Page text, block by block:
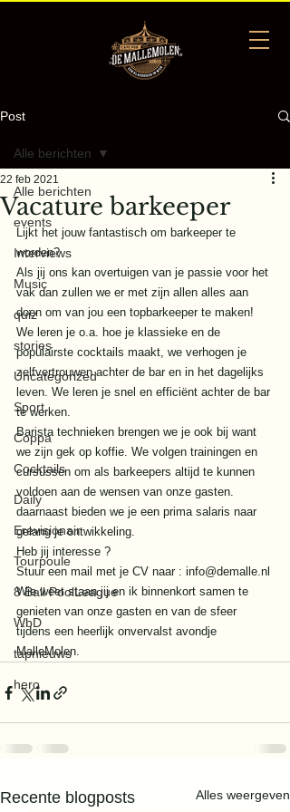
Post
Alle berichten
events
Interviews
Music
quiz
stories
Uncategorized
Sport
Coppa
Cocktails
Daily
Erevisionair
Tourpoule
8 Ball PoolLeague
WbD
tapnieuws
hero
Alle berichten
Vacature barkeeper
22 feb 2021
Lijkt het jouw fantastisch om barkeeper te
worden?
Als jij ons kan overtuigen van je passie voor het
vak dan zullen we er met zijn allen alles aan
doen om van jou een topbarkeeper te maken!
We leren je o.a. hoe je klassieke en de
populairste cocktails maakt, we verhogen je
zelfvertrouwen achter de bar en in het dagelijks
leven. We leren je snel en efficiënt achter de bar
te werken.
Barista technieken brengen we je ook bij want
we zijn gek op koffie. We volgen trainingen en
cursussen om als barkeepers altijd te kunnen
voldoen aan de wensen van onze gasten.
daarnaast bieden we je een prima salaris naar
gelang je ontwikkeling.
Heb jij interesse ?
Stuur een mail met je CV naar : info@demalle.nl
Wie weet staan jij en ik binnenkort samen te
genieten van onze gasten en van de sfeer
tijdens een heerlijk onvervalst avondje
MalleMolen.
Recente blogposts Alles weergeven